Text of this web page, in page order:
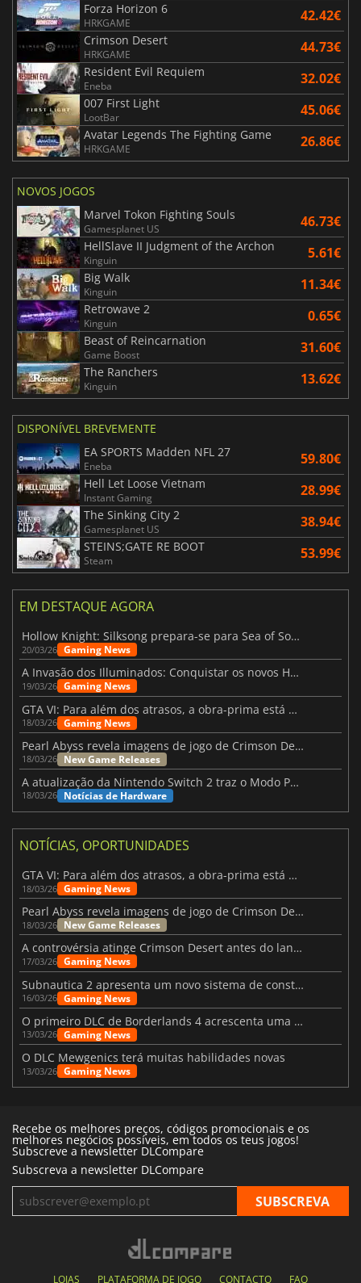
Forza Horizon 6
HRKGAME 42.42€
Crimson Desert
HRKGAME 44.73€
Resident Evil Requiem
Eneba 32.02€
007 First Light
LootBar 45.06€
Avatar Legends The Fighting Game
HRKGAME 26.86€
NOVOS JOGOS
Marvel Tokon Fighting Souls
Gamesplanet US 46.73€
HellSlave II Judgment of the Archon
Kinguin 5.61€
Big Walk
Kinguin 11.34€
Retrowave 2
Kinguin 0.65€
Beast of Reincarnation
Game Boost 31.60€
The Ranchers
Kinguin 13.62€
DISPONÍVEL BREVEMENTE
EA SPORTS Madden NFL 27
Eneba 59.80€
Hell Let Loose Vietnam
Instant Gaming 28.99€
The Sinking City 2
Gamesplanet US 38.94€
STEINS;GATE RE BOOT
Steam 53.99€
EM DESTAQUE AGORA
Hollow Knight: Silksong prepara-se para Sea of Sorrow com um patch
20/03/26 Gaming News
A Invasão dos Illuminados: Conquistar os novos Helldivers 2 Atualização!
19/03/26 Gaming News
GTA VI: Para além dos atrasos, a obra-prima está quase a chegar
18/03/26 Gaming News
Pearl Abyss revela imagens de jogo de Crimson Desert para a PS5
18/03/26 New Game Releases
A atualização da Nintendo Switch 2 traz o Modo Portátil aos jogos mais antigos da Switch
18/03/26 Notícias de Hardware
NOTÍCIAS, OPORTUNIDADES
GTA VI: Para além dos atrasos, a obra-prima está quase a chegar
18/03/26 Gaming News
Pearl Abyss revela imagens de jogo de Crimson Desert para a PS5
18/03/26 New Game Releases
A controvérsia atinge Crimson Desert antes do lançamento
17/03/26 Gaming News
Subnautica 2 apresenta um novo sistema de construção de bases
16/03/26 Gaming News
O primeiro DLC de Borderlands 4 acrescenta uma nova personagem e muito mais
13/03/26 Gaming News
O DLC Mewgenics terá muitas habilidades novas
13/03/26 Gaming News
Recebe os melhores preços, códigos promocionais e os
melhores negócios possíveis, em todos os teus jogos!
Subscreve a newsletter DLCompare
Subscreva a newsletter DLCompare
LOJAS PLATAFORMA DE JOGO CONTACTO FAQ